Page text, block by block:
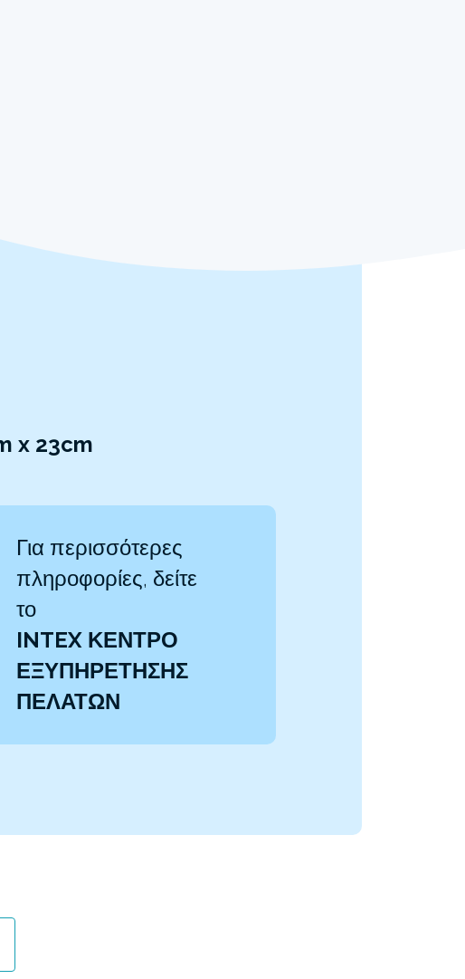
x 23cm
Για περισσότερες
πληροφορίες, δείτε
το
INTEX ΚΕΝΤΡΟ
ΕΞΥΠΗΡΕΤΗΣΗΣ
ΠΕΛΑΤΩΝ